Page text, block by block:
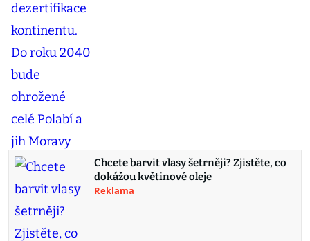
Chcete barvit vlasy šetrněji? Zjistěte, co
dokážou květinové oleje
Reklama